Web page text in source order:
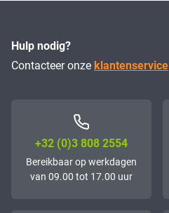
Hulp nodig?
Contacteer onze klantenservice
+32 (0)3 808 2554
Bereikbaar op werkdagen
van 09.00 tot 17.00 uur